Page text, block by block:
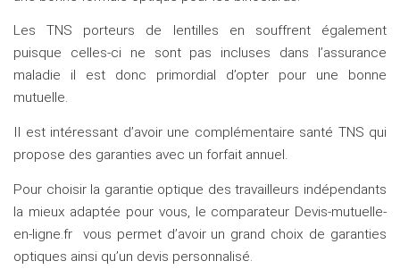
Les TNS porteurs de lentilles en souffrent également
puisque celles-ci ne sont pas incluses dans l’assurance
maladie il est donc primordial d’opter pour une bonne
mutuelle.
Il est intéressant d’avoir une complémentaire santé TNS qui
propose des garanties avec un forfait annuel.
Pour choisir la garantie optique des travailleurs indépendants
la mieux adaptée pour vous, le comparateur Devis-mutuelle-
en-ligne.fr vous permet d’avoir un grand choix de garanties
optiques ainsi qu’un devis personnalisé.